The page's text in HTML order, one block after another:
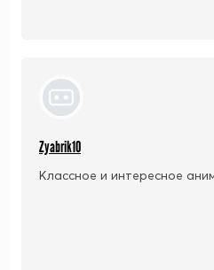
Zyabrik10
Классное и интересное